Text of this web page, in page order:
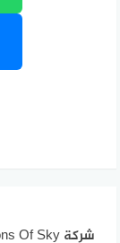
شركة Nations Of Sky للتطوير العقاري Nations Of Sky owner